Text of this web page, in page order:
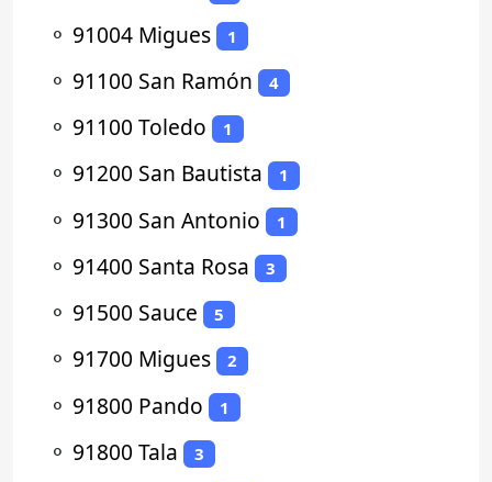
⚬ 91004 Migues 1
⚬ 91100 San Ramón 4
⚬ 91100 Toledo 1
⚬ 91200 San Bautista 1
⚬ 91300 San Antonio 1
⚬ 91400 Santa Rosa 3
⚬ 91500 Sauce 5
⚬ 91700 Migues 2
⚬ 91800 Pando 1
⚬ 91800 Tala 3